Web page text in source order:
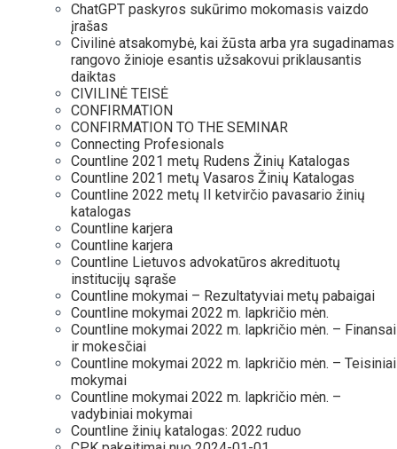
ChatGPT paskyros sukūrimo mokomasis vaizdo
įrašas
Civilinė atsakomybė, kai žūsta arba yra sugadinamas
rangovo žinioje esantis užsakovui priklausantis
daiktas
CIVILINĖ TEISĖ
CONFIRMATION
CONFIRMATION TO THE SEMINAR
Connecting Profesionals
Countline 2021 metų Rudens Žinių Katalogas
Countline 2021 metų Vasaros Žinių Katalogas
Countline 2022 metų II ketvirčio pavasario žinių
katalogas
Countline karjera
Countline karjera
Countline Lietuvos advokatūros akredituotų
institucijų sąraše
Countline mokymai – Rezultatyviai metų pabaigai
Countline mokymai 2022 m. lapkričio mėn.
Countline mokymai 2022 m. lapkričio mėn. – Finansai
ir mokesčiai
Countline mokymai 2022 m. lapkričio mėn. – Teisiniai
mokymai
Countline mokymai 2022 m. lapkričio mėn. –
vadybiniai mokymai
Countline žinių katalogas: 2022 ruduo